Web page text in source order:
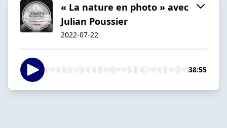
« La nature en photo » avec
Julian Poussier
2022-07-22
38:55